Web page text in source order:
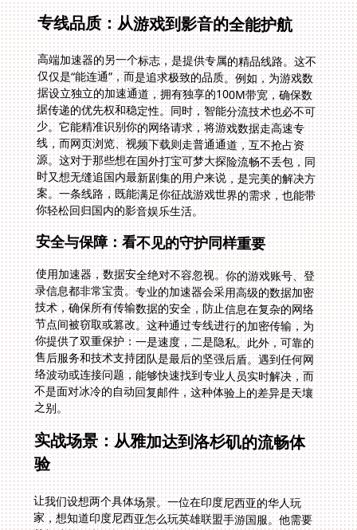
专线品质：从游戏到影音的全能护航
高端加速器的另一个标志，是提供专属的精品线路。这不
仅仅是“能连通”，而是追求极致的品质。例如，为游戏数
据设立独立的加速通道，拥有独享的100M带宽，确保数
据传递的优先权和稳定性。同时，智能分流技术也必不可
少。它能精准识别你的网络请求，将游戏数据走高速专
线，而网页浏览、视频下载则走普通通道，互不抢占资
源。这对于那些想在国外打宝可梦大探险流畅不丢包，同
时又想无缝追国内最新剧集的用户来说，是完美的解决方
案。一条线路，既能满足你征战游戏世界的需求，也能带
你轻松回归国内的影音娱乐生活。
安全与保障：看不见的守护同样重要
使用加速器，数据安全绝对不容忽视。你的游戏账号、登
录信息都非常宝贵。专业的加速器会采用高级的数据加密
技术，确保所有传输数据的安全，防止信息在复杂的网络
节点间被窃取或篡改。这种通过专线进行的加密传输，为
你提供了双重保护：一是速度，二是隐私。此外，可靠的
售后服务和技术支持团队是最后的坚强后盾。遇到任何网
络波动或连接问题，能够快速找到专业人员实时解决，而
不是面对冰冷的自动回复邮件，这种体验上的差异是天壤
之别。
实战场景：从雅加达到洛杉矶的流畅体
验
让我们设想两个具体场景。一位在印度尼西亚的华人玩
家，想知道印度尼西亚怎么玩英雄联盟手游国服。他需要
的加速器，必须拥有稳定的东南亚节点，能够智能将雅加
达到上海的连接优化至最低延迟，并且能应对当地有时并
不稳定的基础网络，保持线路坚韧。另一位在北美留学的
玩家，核心诉求是在国外打宝可梦大探险流畅，同时周末
还能和国内队友开黑。他需要的则是强大的美西、美东节
点覆盖，以及智能分流功能，让游戏、语音和视频流量各
得其所，互不干扰。这两个场景，都考验着加速器的综合